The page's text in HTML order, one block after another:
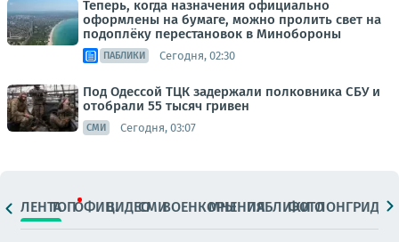
Теперь, когда назначения официально
оформлены на бумаге, можно пролить свет на
подоплёку перестановок в Минобороны
ПАБЛИКИ Сегодня, 02:30
Под Одессой ТЦК задержали полковника СБУ и
отобрали 55 тысяч гривен
СМИ Сегодня, 03:07
ЛЕНТАТОПОФИЦ.ВИДЕОСМИВОЕНКОРЫМНЕНИЯПАБЛИКИ
ФОТОЛОНГРИДЫ